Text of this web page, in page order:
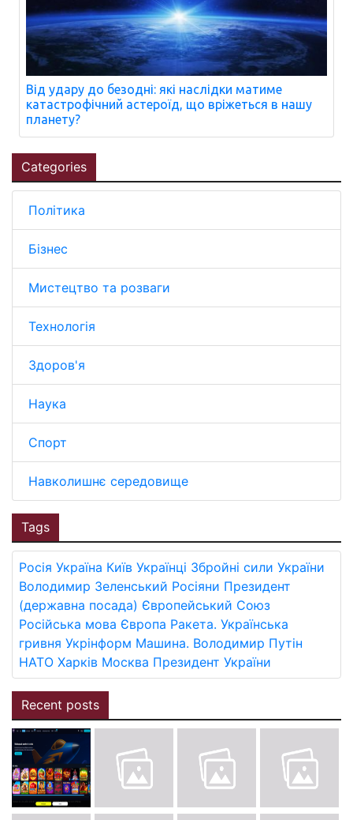
Від удару до безодні: які наслідки матиме
катастрофічний астероїд, що вріжеться в нашу
планету?
Categories
Політика
Бізнес
Мистецтво та розваги
Технологія
Здоров'я
Наука
Спорт
Навколишнє середовище
Tags
Росія Україна Київ Українці Збройні сили України
Володимир Зеленський Росіяни Президент
(державна посада) Європейський Союз
Російська мова Європа Ракета. Українська
гривня Укрінформ Машина. Володимир Путін
НАТО Харків Москва Президент України
Recent posts